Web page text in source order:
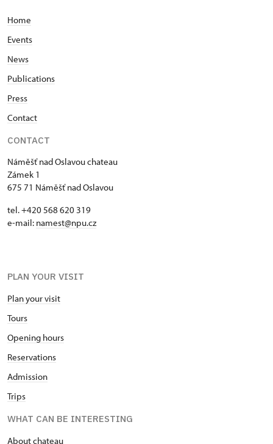
Home
Events
News
Publications
Press
Contact
CONTACT
Náměšť nad Oslavou chateau
Zámek 1
675 71 Náměšť nad Oslavou
tel. +420 568 620 319
e-mail: namest@npu.cz
PLAN YOUR VISIT
Plan your visit
Tours
Opening hours
Reservations
Admission
Trips
WHAT CAN BE INTERESTING
About chateau